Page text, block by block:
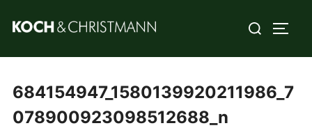
684154947_1580139920211986_7
078900923098512688_n